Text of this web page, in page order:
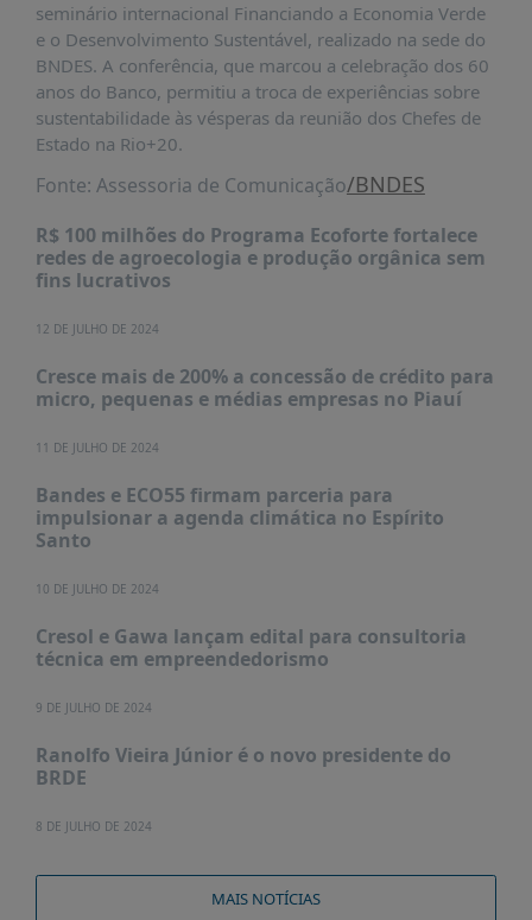
seminário internacional Financiando a Economia Verde
e o Desenvolvimento Sustentável, realizado na sede do
BNDES. A conferência, que marcou a celebração dos 60
anos do Banco, permitiu a troca de experiências sobre
sustentabilidade às vésperas da reunião dos Chefes de
Estado na Rio+20.
Fonte: Assessoria de Comunicação/BNDES
R$ 100 milhões do Programa Ecoforte fortalece
redes de agroecologia e produção orgânica sem
fins lucrativos
12 DE JULHO DE 2024
Cresce mais de 200% a concessão de crédito para
micro, pequenas e médias empresas no Piauí
11 DE JULHO DE 2024
Bandes e ECO55 firmam parceria para
impulsionar a agenda climática no Espírito
Santo
10 DE JULHO DE 2024
Cresol e Gawa lançam edital para consultoria
técnica em empreendedorismo
9 DE JULHO DE 2024
Ranolfo Vieira Júnior é o novo presidente do
BRDE
8 DE JULHO DE 2024
MAIS NOTÍCIAS